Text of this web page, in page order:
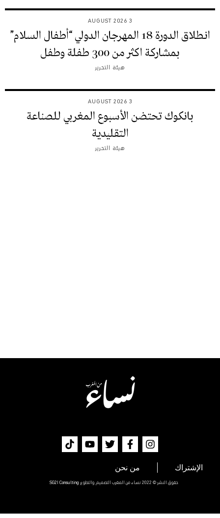
3 AUGUST 2026
انطلاق الدورة 18 المهرجان الدولي “أطفال السلام”
بمشاركة اكثر من 300 طفلة وطفل
هيئة التحرير
3 AUGUST 2026
بانكوك تحتضن الأسبوع المغربي للصناعة
التقليدية
هيئة التحرير
الإشتراك من نحن
حقوق النشر © 2022 نساء من المغرب التصميم والتطوير SG2I Consulting